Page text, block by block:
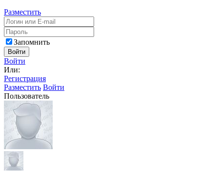
Разместить
Запомнить
Войти
Войти
Или:
Регистрация
Разместить Войти
Пользователь